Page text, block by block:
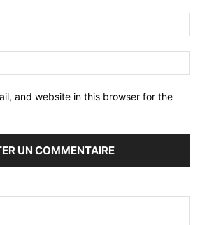
and website in this browser for the